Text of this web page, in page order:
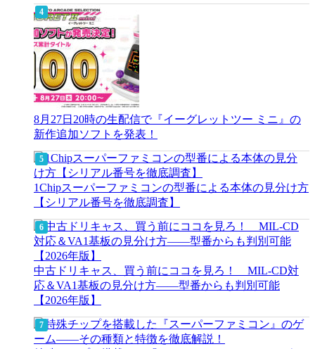
8月27日20時の生配信で『イーグレットツー ミニ』の
新作追加ソフトを発表！
1Chipスーパーファミコンの型番による本体の見分け方
【シリアル番号を徹底調査】
中古ドリキャス、買う前にココを見ろ！ MIL-CD対
応＆VA1基板の見分け方——型番からも判別可能
【2026年版】